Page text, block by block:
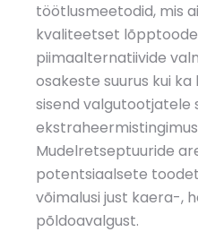
töötlusmeetodid, mis
kvaliteetset
piimaalternatiivide
osakeste suurus kui ka
sisend valgutootjatele
Mudelretseptuuride
potentsiaalsete
võimalusi just kaera-,
põldoavalgust.